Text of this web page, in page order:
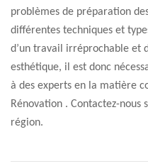
problèmes de préparation
différentes techniques et
d’un travail irréprochable et
esthétique, il est donc
à des experts en la matière
Rénovation . Contactez-nous
région.